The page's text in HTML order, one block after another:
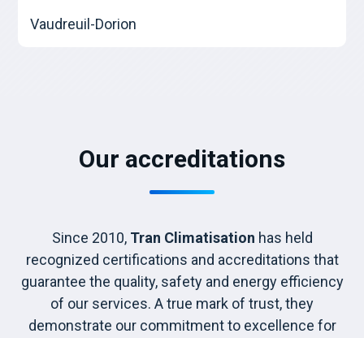
Vaudreuil-Dorion
Our accreditations
Since 2010, Tran Climatisation has held
recognized certifications and accreditations that
guarantee the quality, safety and energy efficiency
of our services. A true mark of trust, they
demonstrate our commitment to excellence for